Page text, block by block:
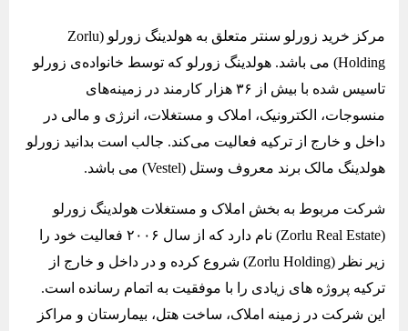
مرکز خرید زورلو سنتر متعلق به هولدینگ زورلو (Zorlu
Holding) می باشد. هولدینگ زورلو که توسط خانواده‌ی زورلو
تاسیس شده با بیش از ۳۶ هزار کارمند در زمینه‌های
منسوجات، الکترونیک، املاک و مستغلات، انرژی و مالی در
داخل و خارج از ترکیه فعالیت می‌کند. جالب است بدانید زورلو
هولدینگ مالک برند معروف وستل (Vestel) می باشد.
شرکت مربوط به بخش املاک و مستغلات هولدینگ زورلو
(Zorlu Real Estate) نام دارد که از سال ۲۰۰۶ فعالیت خود را
زیر نظر (Zorlu Holding) شروع کرده و در داخل و خارج از
ترکیه پروژه های زیادی را با موفقیت به اتمام رسانده است.
این شرکت در زمینه املاک، ساخت هتل، بیمارستان و مراکز